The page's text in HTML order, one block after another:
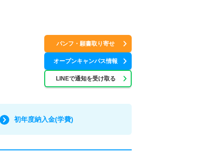
初年度納入金(学費)
パンフ・願書取り寄せ
オープンキャンパス情報
LINEで通知を受け取る